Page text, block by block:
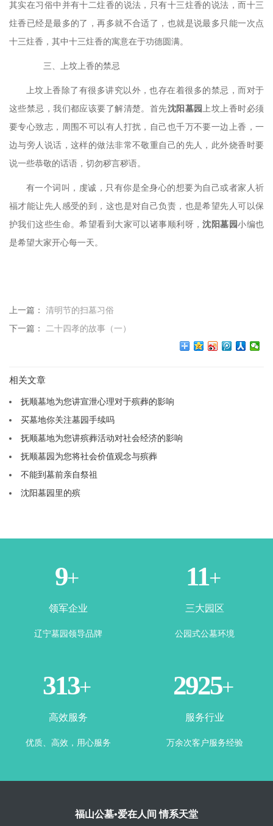
其实在习俗中并有十二炷香的说法，只有十三炷香的说法，而十三
炷香已经是最多的了，再多就不合适了，也就是说最多只能一次点
十三炷香，其中十三炷香的寓意在于功德圆满。
三、上坟上香的禁忌
上坟上香除了有很多讲究以外，也存在着很多的禁忌，而对于
这些禁忌，我们都应该要了解清楚。首先沈阳墓园上坟上香时必须
要专心致志，周围不可以有人打扰，自己也千万不要一边上香，一
边与旁人说话，这样的做法非常不敬重自己的先人，此外烧香时要
说一些恭敬的话语，切勿秽言秽语。
有一个词叫，虔诚，只有你是全身心的想要为自己或者家人祈
福才能让先人感受的到，这也是对自己负责，也是希望先人可以保
护我们这些生命。希望看到大家可以诸事顺利呀，沈阳墓园小编也
是希望大家开心每一天。
上一篇： 清明节的扫墓习俗
下一篇：
二十四孝的故事（一）
相关文章
抚顺墓地为您讲宣泄心理对于殡葬的影响
买墓地你关注墓园手续吗
抚顺墓地为您讲殡葬活动对社会经济的影响
抚顺墓园为您将社会价值观念与殡葬
不能到墓前亲自祭祖
沈阳墓园里的殡
3+
领军企业
辽宁墓园领导品牌
5+
三大园区
公园式公墓环境
349+
高效服务
优质、高效，用心服务
3328+
服务行业
万余次客户服务经验
福山公墓•爱在人间 情系天堂